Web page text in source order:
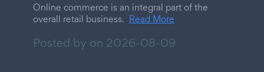
Online commerce is an integral part of the
overall retail business. Read More
Posted by on 2026-08-09